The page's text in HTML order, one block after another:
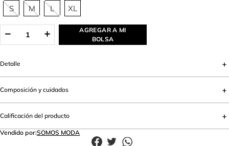
S M L XL
AGREGAR A MI
BOLSA
Detalle
Composición y cuidados
Calificación del producto
Vendido por:SOMOS MODA